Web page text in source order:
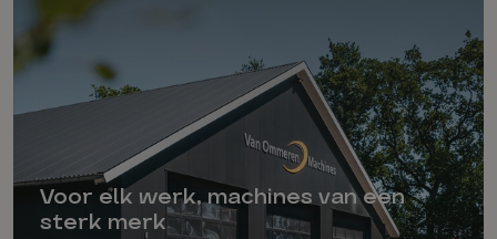
Voor elk werk, machines van een
sterk merk